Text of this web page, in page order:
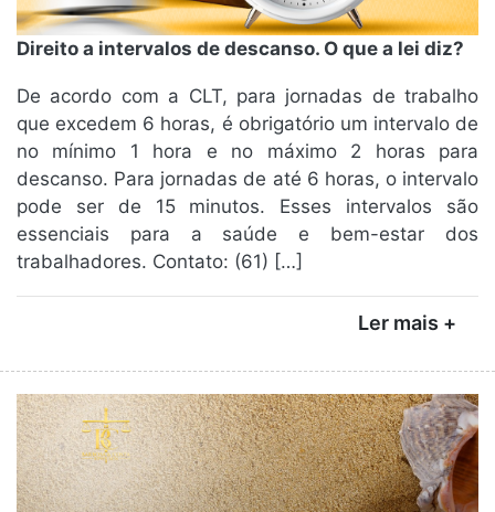
Direito a intervalos de descanso. O que a lei diz?
De acordo com a CLT, para jornadas de trabalho
que excedem 6 horas, é obrigatório um intervalo de
no mínimo 1 hora e no máximo 2 horas para
descanso. Para jornadas de até 6 horas, o intervalo
pode ser de 15 minutos. Esses intervalos são
essenciais para a saúde e bem-estar dos
trabalhadores. Contato: (61) […]
Ler mais +